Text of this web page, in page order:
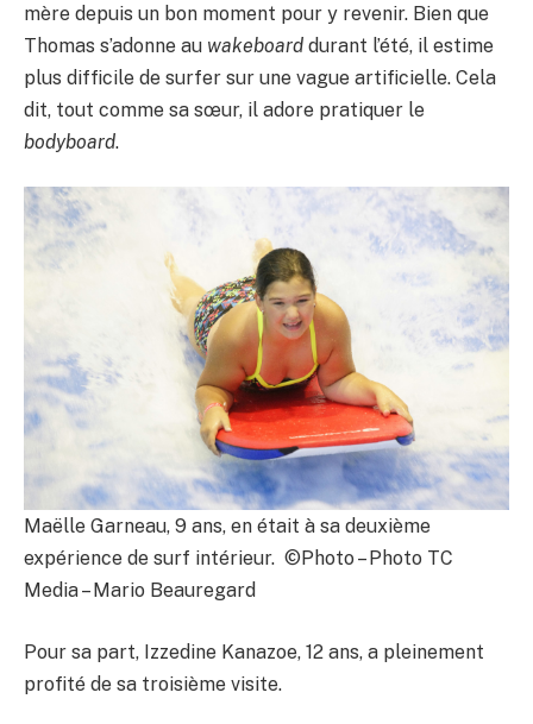
mère depuis un bon moment pour y revenir. Bien que
Thomas s’adonne au wakeboard durant l’été, il estime
plus difficile de surfer sur une vague artificielle. Cela
dit, tout comme sa sœur, il adore pratiquer le
bodyboard.
Maëlle Garneau, 9 ans, en était à sa deuxième
expérience de surf intérieur. ©Photo – Photo TC
Media – Mario Beauregard
Pour sa part, Izzedine Kanazoe, 12 ans, a pleinement
profité de sa troisième visite.